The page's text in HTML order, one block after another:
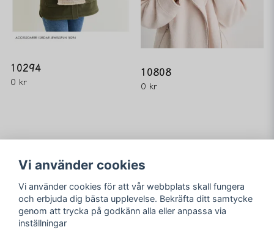
10294
0 kr
10808
0 kr
Följ oss
Facebook
Merving Innovation
Orgnr. 559116-3851
Adress: Jägarestigen 7
Vi använder cookies
Vi använder cookies för att vår webbplats skall fungera
och erbjuda dig bästa upplevelse. Bekräfta ditt samtycke
genom att trycka på godkänn alla eller anpassa via
inställningar